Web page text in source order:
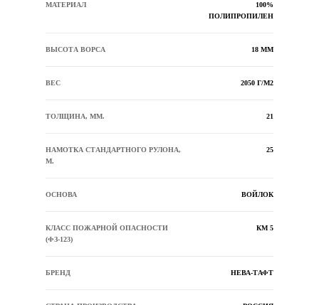
МАТЕРИАЛ
100%
ПОЛИПРОПИЛЕН
ВЫСОТА ВОРСА 18 ММ
ВЕС 2050 Г/М2
ТОЛЩИНА, ММ. 21
НАМОТКА СТАНДАРТНОГО РУЛОНА,
М.
25
ОСНОВА ВОЙЛОК
КЛАСС ПОЖАРНОЙ ОПАСНОСТИ
(ФЗ-123)
КМ 5
БРЕНД НЕВА-ТАФТ